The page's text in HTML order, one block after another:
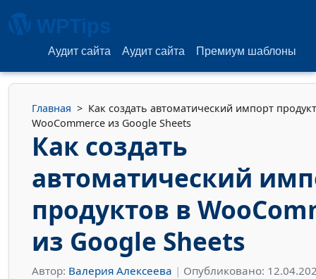
WPTips
Аудит сайта Аудит сайта Премиум шаблоны
Главная > Как создать автоматический импорт
WooCommerce из Google Sheets
Как создать
автоматический
продуктов в
из Google Sheets
Автор: Валерия Алексеева | Опубликовано: